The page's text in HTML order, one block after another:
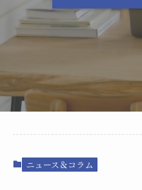
ニュース＆コラム